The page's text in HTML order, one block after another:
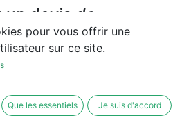
un devis de
vente, un
pour vous offrir une
sur ce site.
Que les essentiels Je suis d'accord